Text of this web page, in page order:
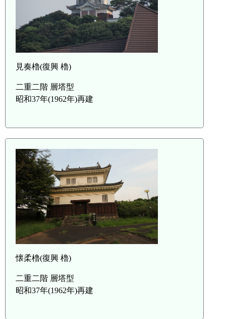
見奏櫓(復興 櫓)
二重二階 層塔型
昭和37年(1962年)再建
懐柔櫓(復興 櫓)
二重二階 層塔型
昭和37年(1962年)再建